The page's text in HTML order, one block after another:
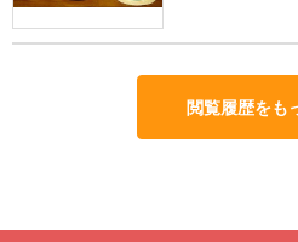
閲覧履歴をも